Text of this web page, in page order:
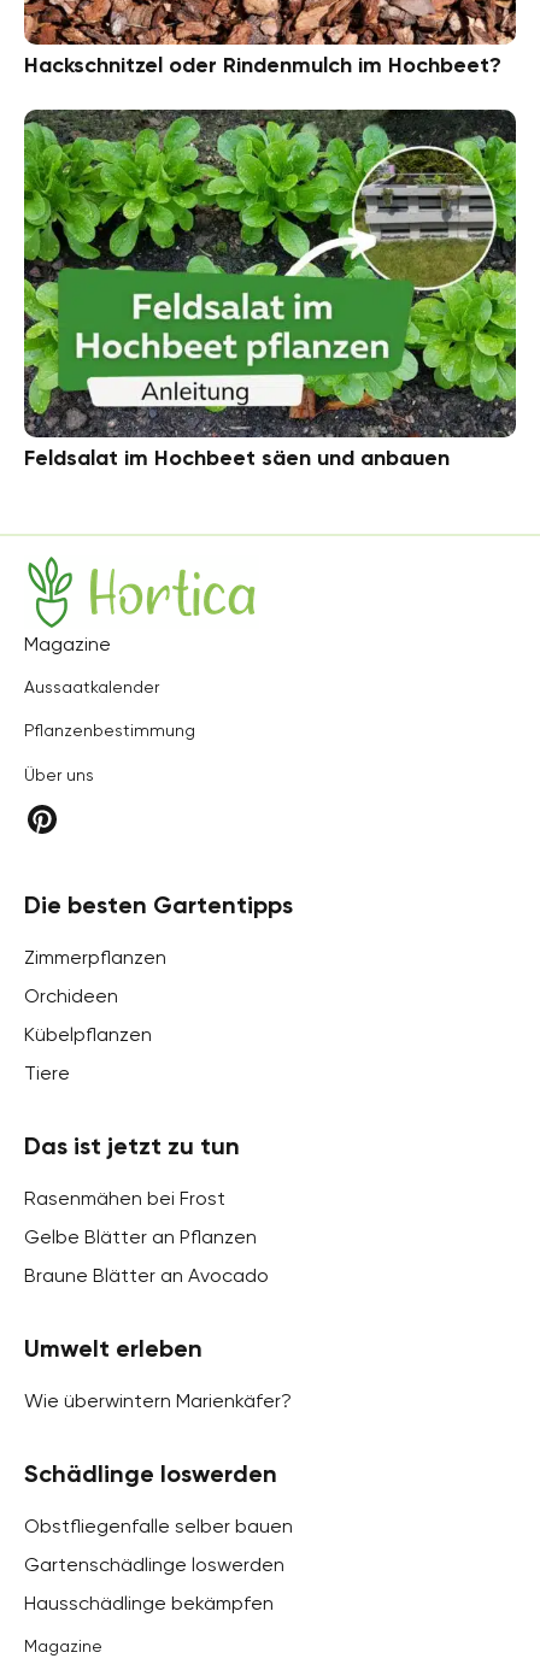
Hackschnitzel oder Rindenmulch im Hochbeet?
Feldsalat im Hochbeet säen und anbauen
Hortica
Magazine
Aussaatkalender
Pflanzenbestimmung
Über uns
Die besten Gartentipps
Zimmerpflanzen
Orchideen
Kübelpflanzen
Tiere
Das ist jetzt zu tun
Rasenmähen bei Frost
Gelbe Blätter an Pflanzen
Braune Blätter an Avocado
Umwelt erleben
Wie überwintern Marienkäfer?
Schädlinge loswerden
Obstfliegenfalle selber bauen
Gartenschädlinge loswerden
Hausschädlinge bekämpfen
Magazine